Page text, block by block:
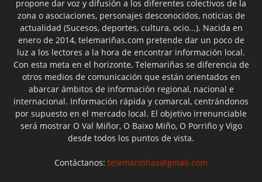
propone dar voz y difusión a los diferentes colectivos de la
zona o asociaciones, personajes desconocidos, noticias de
actualidad (Sucesos, deportes, cultura, ocio...). Nacida en
enero de 2014, telemariñas.com pretende dar un poco de
luz a los lectores a la hora de encontrar información local.
Con esta meta en el horizonte, Telemariñas se diferencia de
otros medios de comunicación que están orientados en
abarcar ámbitos de información regional, nacional e
internacional. Información rápida y comarcal, centrándonos
por supuesto en el mercado local. El objetivo irrenunciable
será mostrar O Val Miñor, O Baixo Miño, O Porriño y Vigo
desde todos los puntos de vista.
Contáctanos: telemarinhas@gmail.com